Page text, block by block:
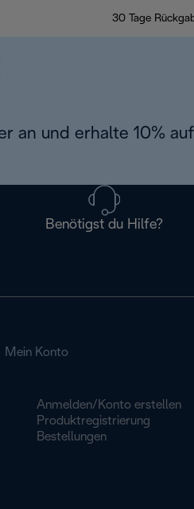
30 Tage
an und erhalte 10% auf
Benötigst du Hilfe?
Mein Konto
Anmelden/Konto erstellen
Produktregistrierung
Bestellungen